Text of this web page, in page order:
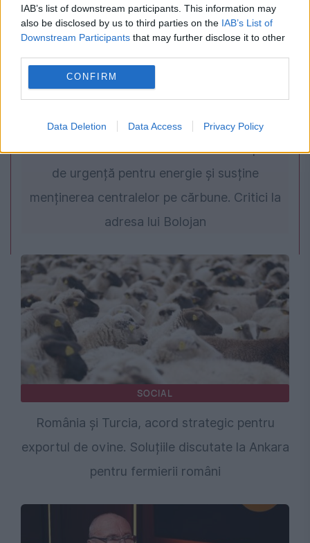
IAB’s list of downstream participants. This information may
also be disclosed by us to third parties on the IAB’s List of
Downstream Participants that may further disclose it to other
CONFIRM
Data Deletion Data Access Privacy Policy
PSD cere activarea mecanismului european
de urgență pentru energie și susține
menținerea centralelor pe cărbune. Critici la
adresa lui Bolojan
SOCIAL
România și Turcia, acord strategic pentru
exportul de ovine. Soluțiile discutate la Ankara
pentru fermierii români